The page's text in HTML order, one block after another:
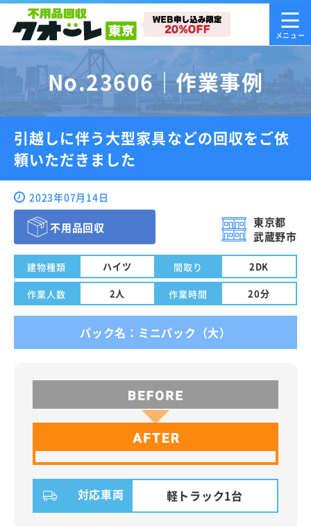
No.23606｜作業事例
引越しに伴う大型家具などの回収をご依
頼いただきました
2023年07月14日
不用品回収
東京都
武蔵野市
建物種類 ハイツ 間取り 2DK
作業人数 2人 作業時間 20分
パック名：ミニパック（大）
対応車両 軽トラック1台